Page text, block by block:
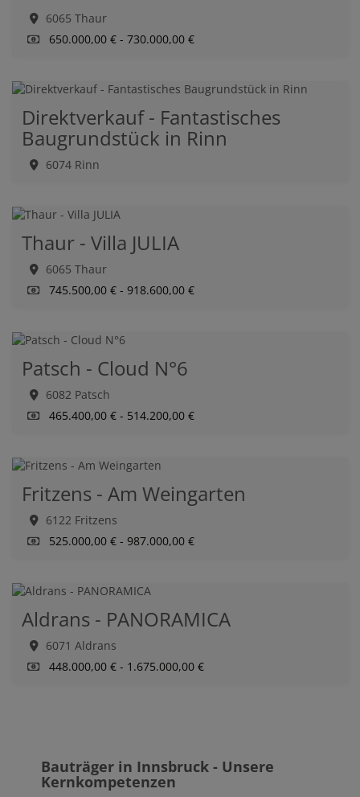
6065 Thaur
650.000,00 € - 730.000,00 €
Direktverkauf - Fantastisches
Baugrundstück in Rinn
6074 Rinn
Thaur - Villa JULIA
6065 Thaur
745.500,00 € - 918.600,00 €
Patsch - Cloud N°6
6082 Patsch
465.400,00 € - 514.200,00 €
Fritzens - Am Weingarten
6122 Fritzens
525.000,00 € - 987.000,00 €
Aldrans - PANORAMICA
6071 Aldrans
448.000,00 € - 1.675.000,00 €
Bauträger in Innsbruck - Unsere
Kernkompetenzen